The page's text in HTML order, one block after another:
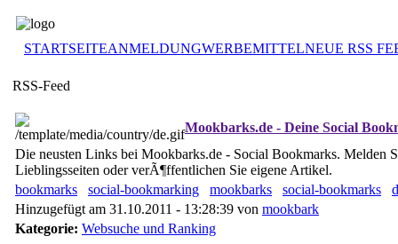
STARTSEITEANMELDUNGWERBEMITTELNEUE RSS
RSS-Feed
Mookbarks.de - Deine Social
Die neusten Links bei Mookbarks.de - Social Bookmarks. Melden
Lieblingsseiten oder verÃ¶ffentlichen Sie eigene Artikel.
bookmarks
social-bookmarking mookbarks social-bookmarks
Hinzugefügt am 31.10.2011 - 13:28:39 von mookbark
Kategorie: Websuche und Ranking